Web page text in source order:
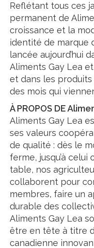
Reflétant tous ces
permanent de
croissance et la
identité de marque
lancée aujourd’hui
Aliments Gay Lea
et dans les
des mois qui
À PROPOS DE
Aliments Gay Lea
ses valeurs
de qualité : dès le
ferme, jusqu’à
table, nos
collaborent pour
membres, faire un
durable des
Aliments Gay Lea
être en tête à titre
canadienne